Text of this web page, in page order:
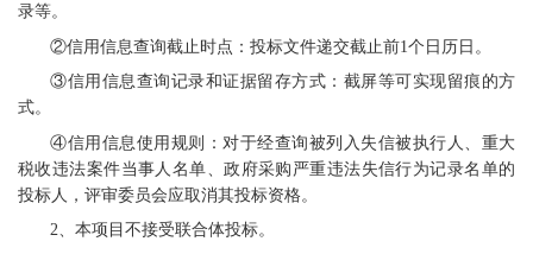
录等。
②信用信息查询截止时点：投标文件递交截止前1个日历日。
③信用信息查询记录和证据留存方式：截屏等可实现留痕的方
式。
④信用信息使用规则：对于经查询被列入失信被执行人、重大
税收违法案件当事人名单、政府采购严重违法失信行为记录名单的
投标人，评审委员会应取消其投标资格。
2、本项目不接受联合体投标。